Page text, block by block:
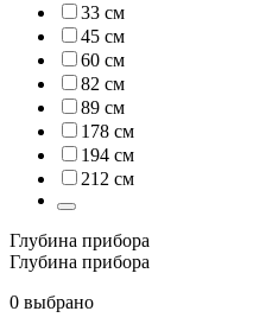
33 см
45 см
60 см
82 см
89 см
178 см
194 см
212 см
Глубина прибора
Глубина прибора
0 выбрано